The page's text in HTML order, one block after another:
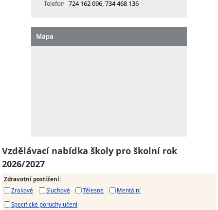
Telefon 724 162 096, 734 468 136
Mapa
Vzdělávací nabídka školy pro školní rok
2026/2027
Zdravotní postižení:
Zrakové
Sluchové Tělesné
Mentální
Specifické poruchy učení